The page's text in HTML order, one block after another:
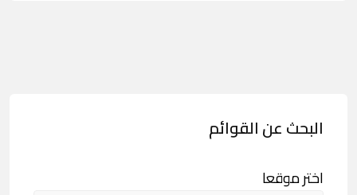
البحث عن القوائم
اختر موقعا